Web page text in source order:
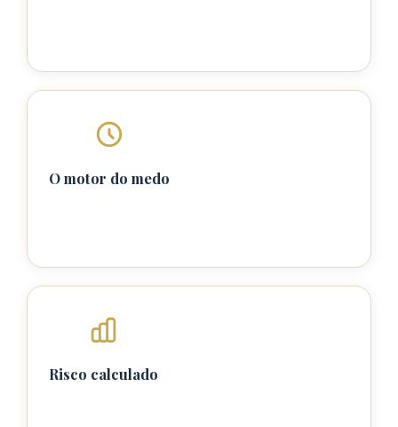
O motor do medo
Risco calculado